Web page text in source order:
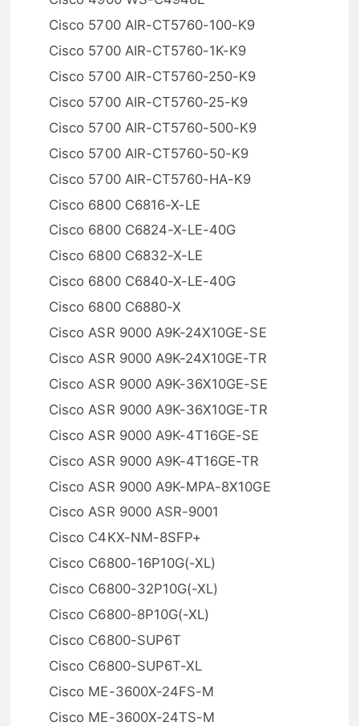
Cisco 5700 AIR-CT5760-100-K9
Cisco 5700 AIR-CT5760-1K-K9
Cisco 5700 AIR-CT5760-250-K9
Cisco 5700 AIR-CT5760-25-K9
Cisco 5700 AIR-CT5760-500-K9
Cisco 5700 AIR-CT5760-50-K9
Cisco 5700 AIR-CT5760-HA-K9
Cisco 6800 C6816-X-LE
Cisco 6800 C6824-X-LE-40G
Cisco 6800 C6832-X-LE
Cisco 6800 C6840-X-LE-40G
Cisco 6800 C6880-X
Cisco ASR 9000 A9K-24X10GE-SE
Cisco ASR 9000 A9K-24X10GE-TR
Cisco ASR 9000 A9K-36X10GE-SE
Cisco ASR 9000 A9K-36X10GE-TR
Cisco ASR 9000 A9K-4T16GE-SE
Cisco ASR 9000 A9K-4T16GE-TR
Cisco ASR 9000 A9K-MPA-8X10GE
Cisco ASR 9000 ASR-9001
Cisco C4KX-NM-8SFP+
Cisco C6800-16P10G(-XL)
Cisco C6800-32P10G(-XL)
Cisco C6800-8P10G(-XL)
Cisco C6800-SUP6T
Cisco C6800-SUP6T-XL
Cisco ME-3600X-24FS-M
Cisco ME-3600X-24TS-M